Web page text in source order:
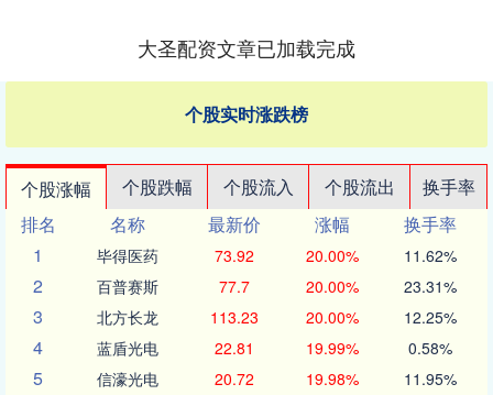
大圣配资文章已加载完成
个股实时涨跌榜
个股涨幅 个股跌幅 个股流入 个股流出
换手率
排名
名称 最新价 涨幅
换手率
1
毕得医药 73.92 20.00% 11.62%
2 百普赛斯 77.7 20.00% 23.31%
3 北方长龙 113.23 20.00% 12.25%
4 蓝盾光电 22.81 19.99% 0.58%
5 信濠光电 20.72 19.98% 11.95%